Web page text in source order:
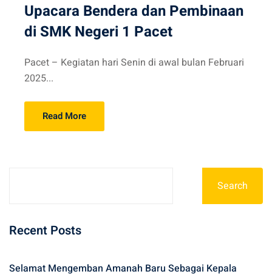
Upacara Bendera dan Pembinaan
di SMK Negeri 1 Pacet
Pacet – Kegiatan hari Senin di awal bulan Februari
2025...
Read More
Search
Recent Posts
Selamat Mengemban Amanah Baru Sebagai Kepala